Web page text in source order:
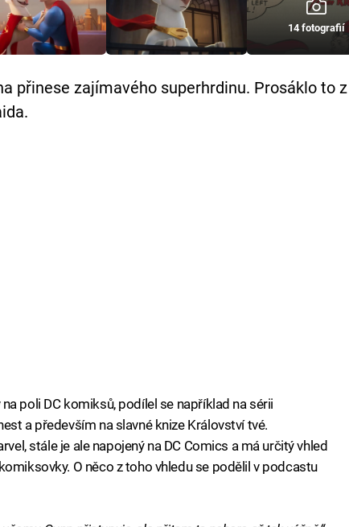
14 fotografií
přinese zajímavého superhrdinu. Prosáklo to z
poli DC komiksů, podílel se například na sérii
a především na slavné knize Království tvé.
stále je ale napojený na DC Comics a má určitý vhled
O něco z toho vhledu se podělil v podcastu